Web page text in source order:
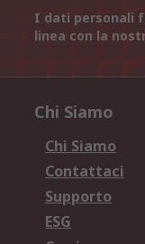
I dati personali
linea con la
Chi Siamo
Chi Siamo
Contattaci
Supporto
ESG